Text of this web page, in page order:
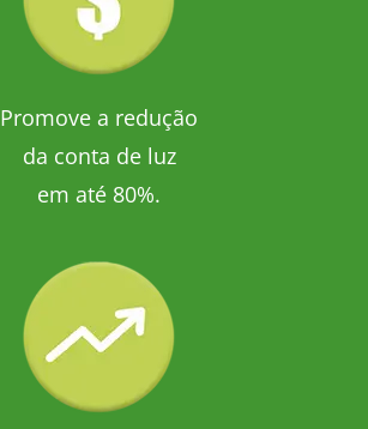
Promove a redução
da conta de luz
em até 80%.